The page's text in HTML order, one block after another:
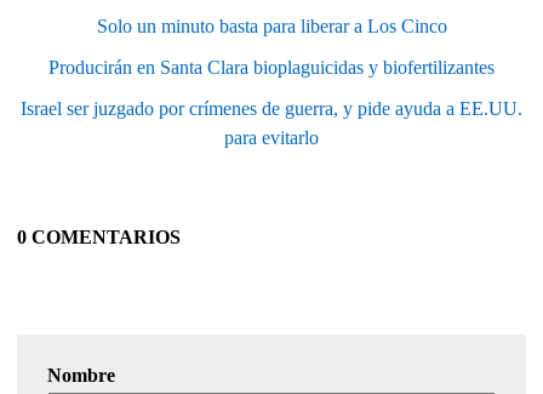
Solo un minuto basta para liberar a Los Cinco
Producirán en Santa Clara bioplaguicidas y biofertilizantes
Israel ser juzgado por crímenes de guerra, y pide ayuda a EE.UU.
para evitarlo
0 COMENTARIOS
Nombre